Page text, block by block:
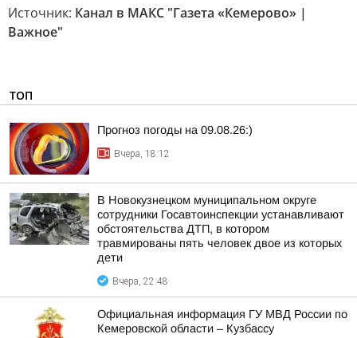
Источник: Канал в МАКС "Газета «Кемерово» |
Важное"
ТОП
Прогноз погоды на 09.08.26:)
Вчера, 18:12
В Новокузнецком муниципальном округе
сотрудники Госавтоинспекции устанавливают
обстоятельства ДТП, в котором
травмированы пять человек двое из которых
дети
Вчера, 22:48
Официальная информация ГУ МВД России по
Кемеровской области – Кузбассу